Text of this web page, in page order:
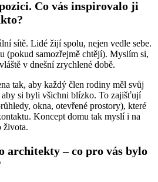
Co vás inspirovalo ji
sítě. Lidé žijí spolu, nejen vedle sebe.
(pokud samozřejmě chtějí). Myslím si,
v dnešní zrychlené době.
tak, aby každý člen rodiny měl svůj
aby si byli všichni blízko. To zajišťují
okna, otevřené prostory), které
Koncept domu tak myslí i na
života.
architekty – co pro vás bylo